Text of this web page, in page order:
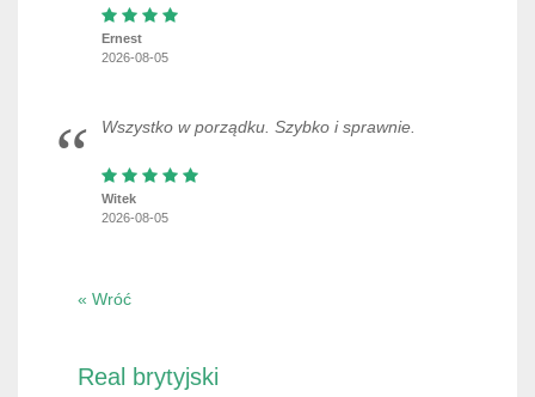
Ernest
2026-08-05
Wszystko w porządku. Szybko i sprawnie.
Witek
2026-08-05
« Wróć
Real brytyjski